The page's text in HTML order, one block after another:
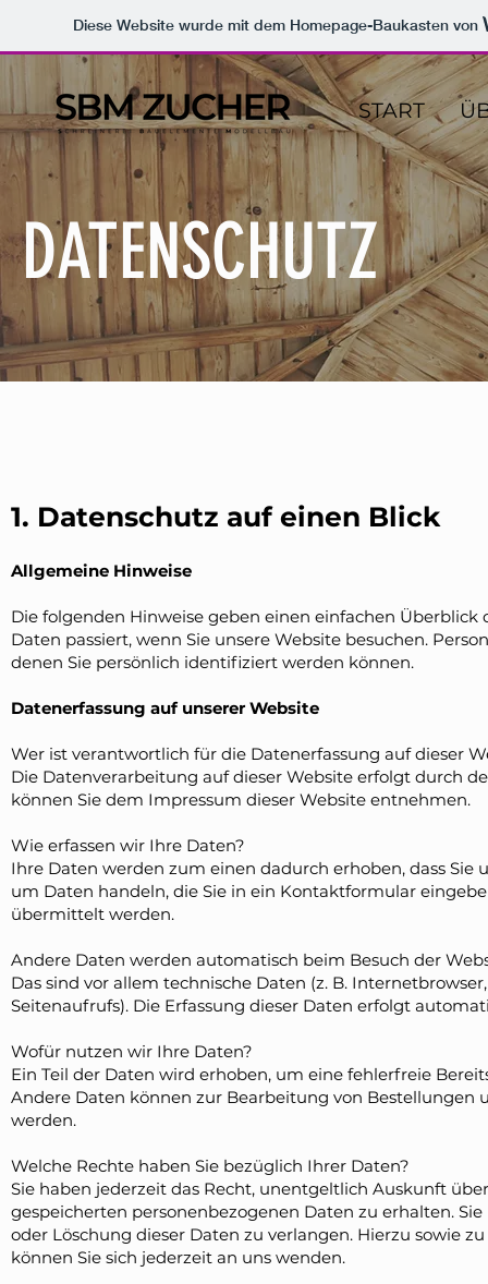
Diese Website wurde mit dem Homepage-Baukasten von
START
DATENSCHUTZ
1. Datenschutz auf einen Blick
Allgemeine Hinweise
Die folgenden Hinweise geben einen einfachen
Daten passiert, wenn Sie unsere Website besuchen.
denen Sie persönlich identifiziert werden können.
Datenerfassung auf unserer Website
Wer ist verantwortlich für die Datenerfassung auf dieser
Die Datenverarbeitung auf dieser Website erfolgt durch
können Sie dem Impressum dieser Website entnehmen.
Wie erfassen wir Ihre Daten?
Ihre Daten werden zum einen dadurch erhoben, dass Sie
um Daten handeln, die Sie in ein Kontaktformular
übermittelt werden.
Andere Daten werden automatisch beim Besuch der
Das sind vor allem technische Daten (z. B.
Seitenaufrufs). Die Erfassung dieser Daten erfolgt
Wofür nutzen wir Ihre Daten?
Ein Teil der Daten wird erhoben, um eine fehlerfreie
Andere Daten können zur Bearbeitung von
werden.
Welche Rechte haben Sie bezüglich Ihrer Daten?
Sie haben jederzeit das Recht, unentgeltlich Auskunft
gespeicherten personenbezogenen Daten zu erhalten.
oder Löschung dieser Daten zu verlangen. Hierzu sowie
können Sie sich jederzeit an uns wenden.